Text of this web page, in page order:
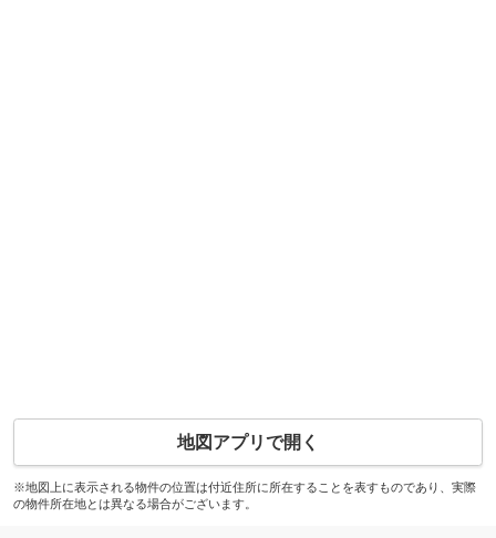
地図アプリで開く
※地図上に表示される物件の位置は付近住所に所在することを表すものであり、実際
の物件所在地とは異なる場合がございます。